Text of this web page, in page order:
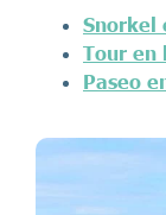
Snorkel
Tour en
Paseo